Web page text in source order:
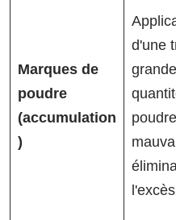
Marques de
poudre
(accumulation
)
d'une
grande
l'excès